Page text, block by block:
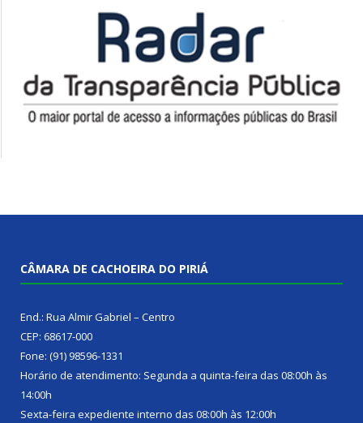
CÂMARA DE CACHOEIRA DO PIRIÁ
End.: Rua Almir Gabriel – Centro
CEP: 68617-000
Fone: (91) 98596-1331
Horário de atendimento: Segunda a quinta-feira das 08:00h às
14:00h
Sexta-feira expediente interno das 08:00h às 12:00h